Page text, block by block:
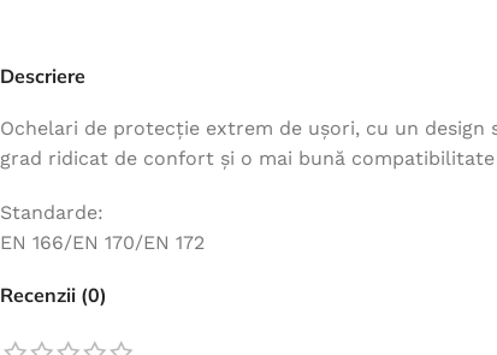
Tricouri
Costume
Halate
Șorțuri
Descriere
Ochelari de protecție extrem de ușori, cu un
grad ridicat de confort și o mai bună
Standarde:
EN 166/EN 170/EN 172
Recenzii (0)